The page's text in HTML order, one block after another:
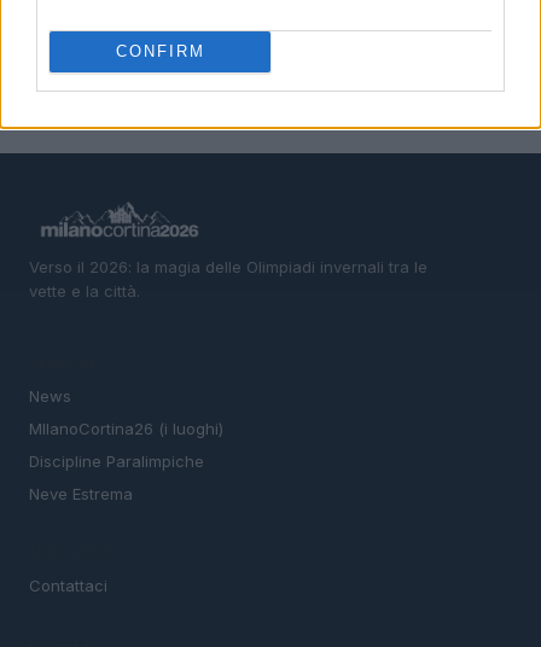
CONFIRM
emozioni e canti
Verso il 2026: la magia delle Olimpiadi invernali tra le
vette e la città.
News
MIlanoCortina26 (i luoghi)
Discipline Paralimpiche
Neve Estrema
Contattaci